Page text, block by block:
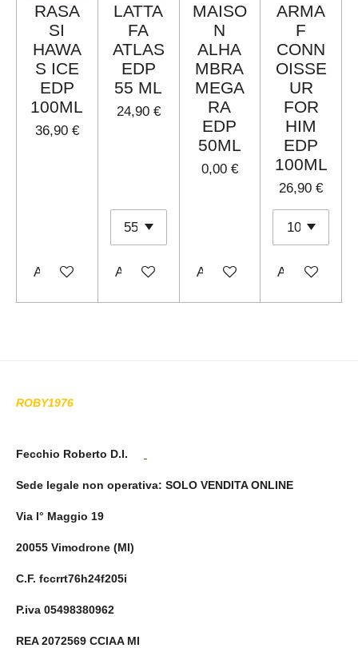
RASA
SI
HAWA
S ICE
EDP
100ML
36,90 €
Aggiungi al carrello
LATTA
FA
ATLAS
EDP
55 ML
24,90 €
Aggiungi al carrello
MAISO
N
ALHA
MBRA
MEGA
RA
EDP
50ML
0,00 €
Avvisami quando
ARMA
F
CONN
OISSE
UR
FOR
HIM
EDP
100ML
26,90 €
Aggiungi al
ROBY1976
Fecchio Roberto D.I.
Sede legale non operativa: SOLO VENDITA ONLINE
Via I° Maggio 19
20055 Vimodrone (MI)
C.F. fccrrt76h24f205i
P.iva 05498380962
REA 2072569 CCIAA MI